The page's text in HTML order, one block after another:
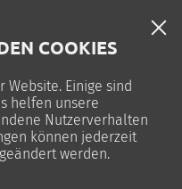
0
COOKIES
Website. Einige sind
helfen unsere
Nutzerverhalten
können jederzeit
werden.